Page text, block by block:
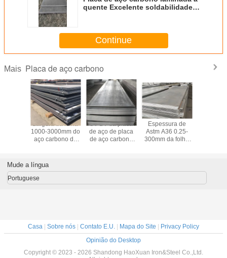
quente Excelente soldabilidade
Continue
Mais Placa de aço carbono
de
Largura da folha
1000-3000mm do
aço carbono da
S355JR S355J2
GV BV da placa
de aço de placa
de aço carbono
Espessura de
Astm A36 0.25-
300mm da folha
Mude a língua
Portuguese
Casa | Sobre nós | Contato E.U. | Mapa do Site | Privacy Policy
Opinião do Desktop
Copyright © 2023 - 2026 Shandong HaoXuan Iron&Steel Co.,Ltd.